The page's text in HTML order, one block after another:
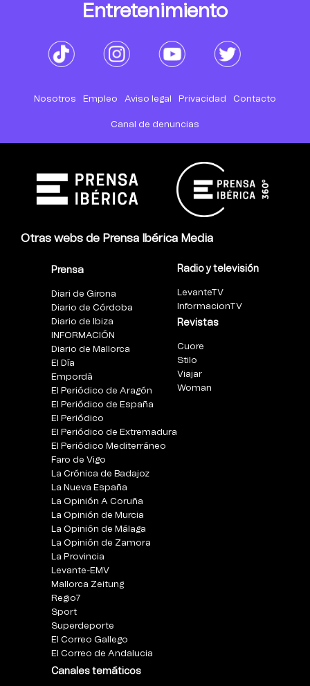
Entretenimiento
Nosotros Empleo Aviso legal Privacidad Contacto
Canal de denuncias
Otras webs de Prensa Ibérica Media
Prensa
Diari de Girona
Diario de Córdoba
Diario de Ibiza
INFORMACIÓN
Diario de Mallorca
El Día
Empordà
El Periódico de Aragón
El Periódico de España
El Periódico
El Periódico de Extremadura
El Periódico Mediterráneo
Faro de Vigo
La Crónica de Badajoz
La Nueva España
La Opinión A Coruña
La Opinión de Murcia
La Opinión de Málaga
La Opinión de Zamora
La Provincia
Levante-EMV
Mallorca Zeitung
Regio7
Sport
Superdeporte
El Correo Gallego
El Correo de Andalucia
Canales temáticos
Radio y televisión
LevanteTV
InformacionTV
Revistas
Cuore
Stilo
Viajar
Woman